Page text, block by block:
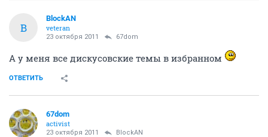
B
BlockAN
veteran
23 октября 2011 67dom
А у меня все дискусовские темы в избранном
ОТВЕТИТЬ
67dom
activist
23 октября 2011 BlockAN